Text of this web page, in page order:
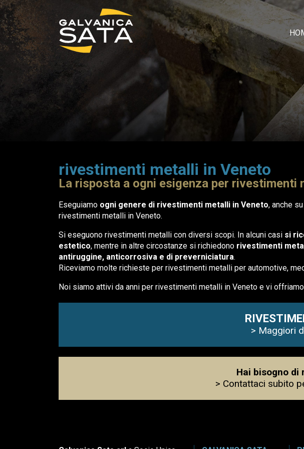
rivestimenti metalli in Veneto
La risposta a ogni esigenza per rivestimenti
Eseguiamo ogni genere di rivestimenti metalli in Veneto, anche
rivestimenti metalli in Veneto.
Si eseguono rivestimenti metalli con diversi scopi. In alcuni casi si
estetico, mentre in altre circostanze si richiedono rivestimenti
antiruggine, anticorrosiva e di preverniciatura.
Riceviamo molte richieste per rivestimenti metalli per automotive,
Noi siamo attivi da anni per rivestimenti metalli in Veneto e vi offriamo
> Maggiori
Hai bisogno di
> Contattaci subito